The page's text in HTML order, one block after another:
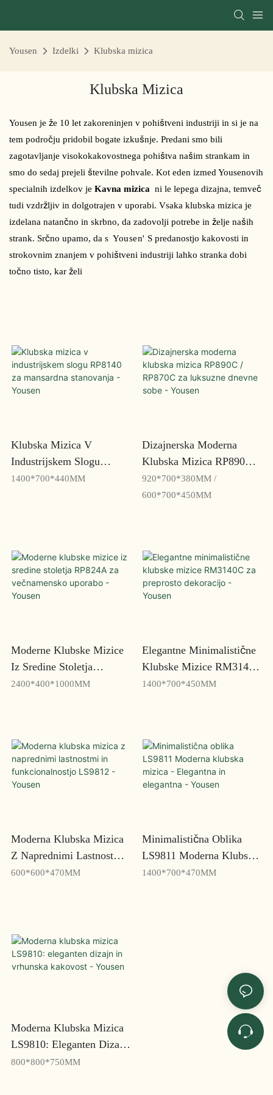
Yousen Izdelki Klubska mizica
Klubska Mizica
Yousen je že 10 let zakoreninjen v pohištveni industriji in si je na
tem področju pridobil bogate izkušnje. Predani smo bili
zagotavljanje visokokakovostnega pohištva našim strankam in
smo do sedaj prejeli številne pohvale. Kot eden izmed Yousenovih
specialnih izdelkov je Kavna mizica ni le lepega dizajna, temveč
tudi vzdržljiv in dolgotrajen v uporabi. Vsaka klubska mizica je
izdelana natančno in skrbno, da zadovolji potrebe in želje naših
strank. Srčno upamo, da s Yousen' S predanostjo kakovosti in
strokovnim znanjem v pohištveni industriji lahko stranka dobi
točno tisto, kar želi
Klubska Mizica V
Industrijskem Slogu
RP8140 Za Mansardna
1400*700*440MM
Dizajnerska Moderna
Klubska Mizica RP890C /
RP870C Za Luksuzne
Dnevne Sobe - Yousen
920*700*380MM /
600*700*450MM
Moderne Klubske Mizice
Iz Sredine Stoletja
RP824A Za Večnamensko
2400*400*1000MM
Elegantne Minimalistične
Klubske Mizice RM3140C
Za Preprosto Dekoracijo -
1400*700*450MM
Moderna Klubska Mizica
Z Naprednimi Lastnostmi
In Funkcionalnostjo
600*600*470MM
Minimalistična Oblika
LS9811 Moderna Klubska
Mizica - Elegantna In
1400*700*470MM
Moderna Klubska Mizica
LS9810: Eleganten Dizajn
In Vrhunska Kakovost -
800*800*750MM